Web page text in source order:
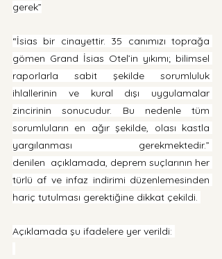
gerek”
“İsias bir cinayettir. 35 canımızı toprağa
gömen Grand İsias Otel’in yıkımı; bilimsel
raporlarla sabit şekilde sorumluluk
ihlallerinin ve kural dışı uygulamalar
zincirinin sonucudur. Bu nedenle tüm
sorumluların en ağır şekilde, olası kastla
yargılanması gerekmektedir.”
denilen  açıklamada, deprem suçlarının her
türlü af ve infaz indirimi düzenlemesinden
hariç tutulması gerektiğine dikkat çekildi.
Açıklamada şu ifadelere yer verildi: